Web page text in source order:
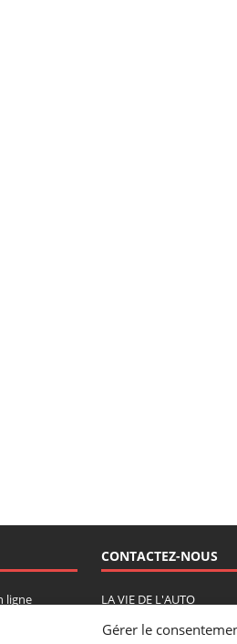
Gérer le
ligne
CONTACTEZ-NOUS
LA VIE DE L'AUTO
77309 Fontainebleau